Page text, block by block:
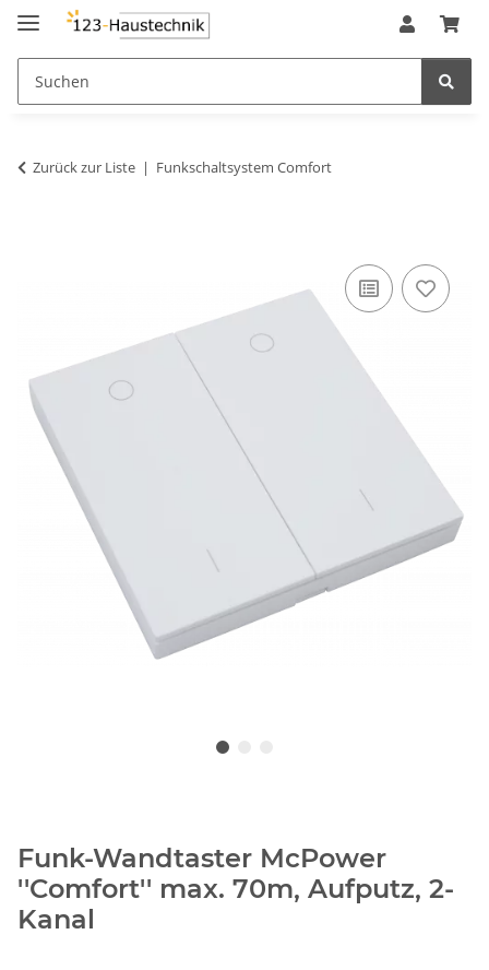
Zurück zur Liste Funkschaltsystem Comfort
Funk-Wandtaster McPower
''Comfort'' max. 70m, Aufputz, 2-
Kanal